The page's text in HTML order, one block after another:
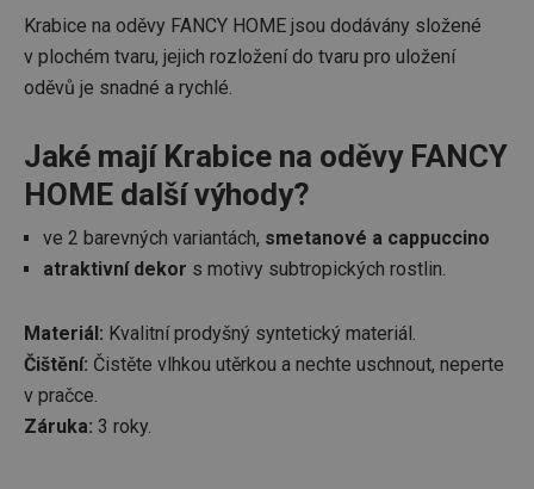
Krabice na oděvy FANCY HOME jsou dodávány složené
v plochém tvaru, jejich rozložení do tvaru pro uložení
oděvů je snadné a rychlé.
Jaké mají Krabice na oděvy FANCY
HOME další výhody?
ve 2 barevných variantách, smetanové a cappuccino
atraktivní dekor s motivy subtropických rostlin.
Materiál: Kvalitní prodyšný syntetický materiál.
Čištění: Čistěte vlhkou utěrkou a nechte uschnout, neperte
v pračce.
Záruka: 3 roky.